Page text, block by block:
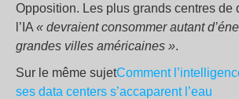
Opposition. Les plus grands centres de
l’IA « devraient consommer autant
grandes villes américaines ».
Sur le même sujetComment
ses data centers s’accaparent l’eau